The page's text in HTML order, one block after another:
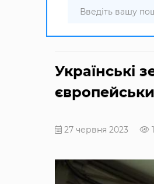
Українські
27 червня 2023